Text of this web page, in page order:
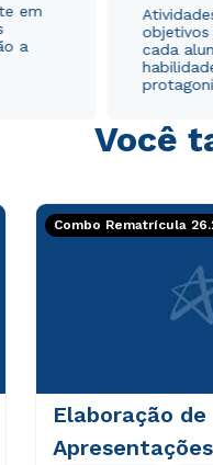
em
a
cada
Você
Combo Rematrícula
Elaboração de
Apresentações